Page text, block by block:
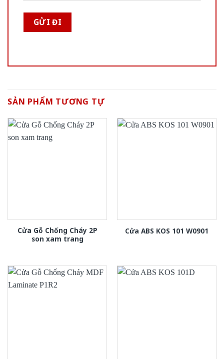
SẢN PHẨM TƯƠNG TỰ
Cửa Gỗ Chống Cháy 2P
son xam trang
Cửa ABS KOS 101 W0901